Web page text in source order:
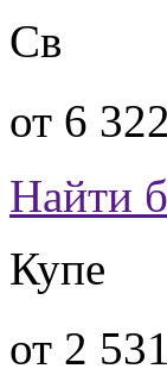
Св
от 6
Найти
Купе
от 2